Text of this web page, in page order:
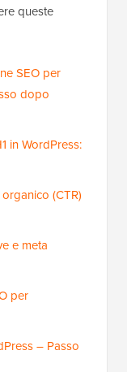
queste
SEO per
dopo
in WordPress:
(CTR)
e meta
per
– Passo